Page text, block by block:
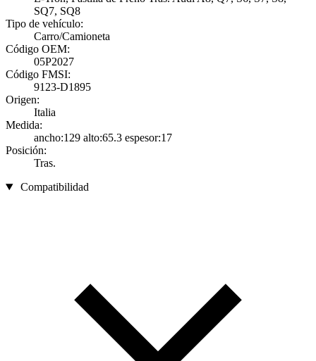
SQ7, SQ8
Tipo de vehículo:
Carro/Camioneta
Código OEM:
05P2027
Código FMSI:
9123-D1895
Origen:
Italia
Medida:
ancho:129 alto:65.3 espesor:17
Posición:
Tras.
Compatibilidad